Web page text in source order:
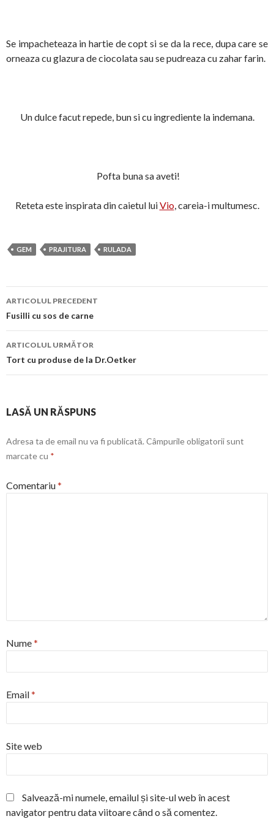
Se impacheteaza in hartie de copt si se da la rece, dupa care se
orneaza cu glazura de ciocolata sau se pudreaza cu zahar farin.
Un dulce facut repede, bun si cu ingrediente la indemana.
Pofta buna sa aveti!
Reteta este inspirata din caietul luiVio, careia-i multumesc.
GEM PRAJITURA RULADA
Navigare
în
articol
ARTICOLUL PRECEDENT
Fusilli cu sos de carne
ARTICOLUL URMĂTOR
Tort cu produse de la Dr.Oetker
LASĂ UN RĂSPUNS
Adresa ta de email nu va fi publicată. Câmpurile obligatorii sunt
marcate cu *
Comentariu*
Nume*
Email*
Site web
Salvează-mi numele, emailul și site-ul web în acest
navigator pentru data viitoare când o să comentez.